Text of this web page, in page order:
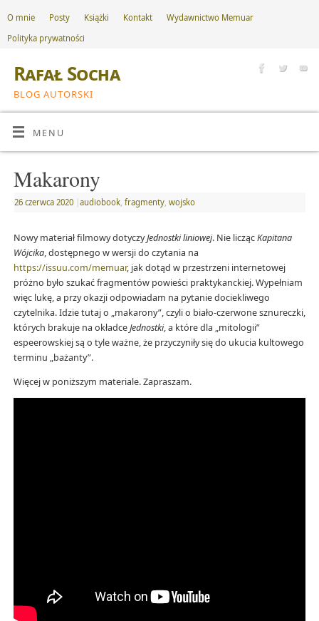
O mnie Posty Książki Kontakt
Wydawnictwo Memuar
Polityka prywatności
Rafał Socha
BLOG AUTORSKI
MENU
Makarony
26 czerwca 2020 audiobook, fragmenty, wojsko
Nowy materiał filmowy dotyczyJednostki liniowej. Nie liczącKapitana
Wójcika, dostępnego w wersji do czytania na
https://issuu.com/memuar, jak dotąd w przestrzeni internetowej
próżno było szukać fragmentów powieści praktykanckiej. Wypełniam
więc lukę, a przy okazji odpowiadam na pytanie dociekliwego
czytelnika. Idzie tutaj o „makarony”, czyli o biało-czerwone sznureczki,
których brakuje na okładceJednostki, a które dla „mitologii”
espeerowskiej są o tyle ważne, że przyczyniły się do ukucia kultowego
terminu „bażanty”.
Więcej w poniższym materiale. Zapraszam.